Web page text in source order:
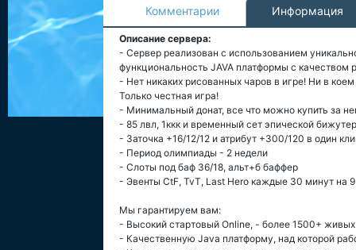
Комментарии Информация
Описание сервера:
- Сервер реализован с использованием
функциональность JAVA платформы с качеством
- Нет никаких рисованных чаров в игре! Ни в
Только честная игра!
- Минимальный донат, все что можно купить за
- 85 лвл, 1ккк и временный сет эпической
- Заточка +16/12/12 и атрибут +300/120 в один
- Период олимпиады - 2 недели
- Слоты под баф 36/18, альт+б баффер
- Эвенты CtF, TvT, Last Hero каждые 30 минут на
Мы гарантируем вам:
- Высокий стартовый Online, - более 1500+ живых
- Качественную Java платформу, над которой